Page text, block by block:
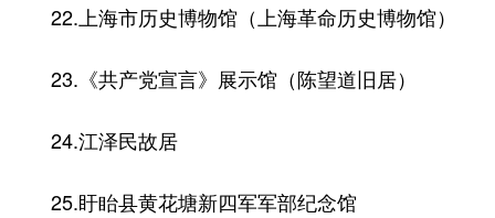
22.上海市历史博物馆（上海革命历史博物馆）
23.《共产党宣言》展示馆（陈望道旧居）
24.江泽民故居
25.盱眙县黄花塘新四军军部纪念馆